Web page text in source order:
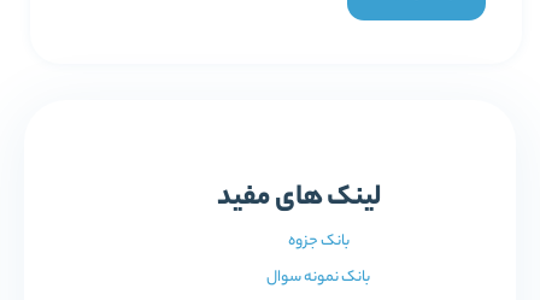
لینک های مفید
بانک جزوه
بانک نمونه سوال